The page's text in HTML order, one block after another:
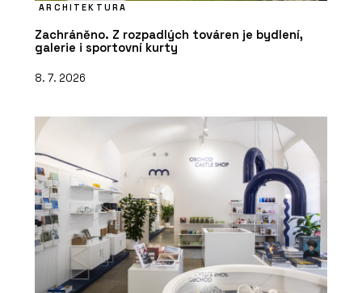
ARCHITEKTURA
Zachráněno. Z rozpadlých továren je bydlení,
galerie i sportovní kurty
8. 7. 2026